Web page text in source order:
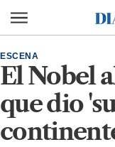
Diario
El Nobel
que dio
ESCENA